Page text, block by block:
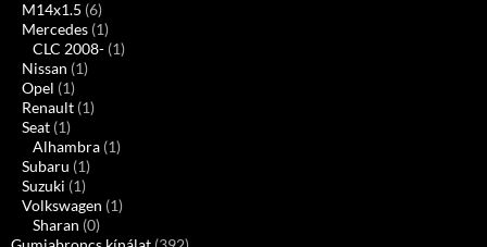
M14x1.5 (6)
Mercedes (1)
CLC 2008- (1)
Nissan (1)
Opel (1)
Renault (1)
Seat (1)
Alhambra (1)
Subaru (1)
Suzuki (1)
Volkswagen (1)
Sharan (0)